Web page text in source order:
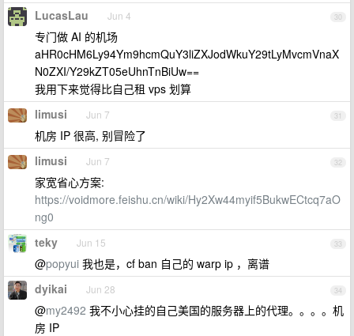
30
LucasLau Jun 4
专门做 AI 的机场
aHR0cHM6Ly94Ym9hcmQuY3liZXJodWkuY29tLyMvcmVnaX
N0ZXI/Y29kZT05eUhnTnBiUw==
我用下来觉得比自己租 vps 划算
31
limusi Jun 7
机房 IP 很高, 别冒险了
32
limusi Jun 7
家宽省心方案:
https://voidmore.feishu.cn/wiki/Hy2Xw44myif5BukwECtcq7aO
ng0
33
teky Jun 15
@popyui 我也是，cf ban 自己的 warp ip ，离谱
34
dyikai Jun 28
@my2492 我不小心挂的自己美国的服务器上的代理。。。。机
房 IP